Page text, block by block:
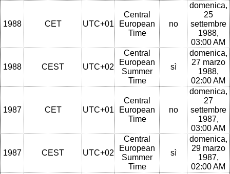
1988 CET UTC+01
Central
European
Time
no
domenica,
25
settembre
1988,
03:00 AM
1988 CEST UTC+02
Central
European
Summer
Time
sì
domenica,
27 marzo
1988,
02:00 AM
1987 CET UTC+01
Central
European
Time
no
domenica,
27
settembre
1987,
03:00 AM
1987 CEST UTC+02
Central
European
Summer
Time
sì
domenica,
29 marzo
1987,
02:00 AM